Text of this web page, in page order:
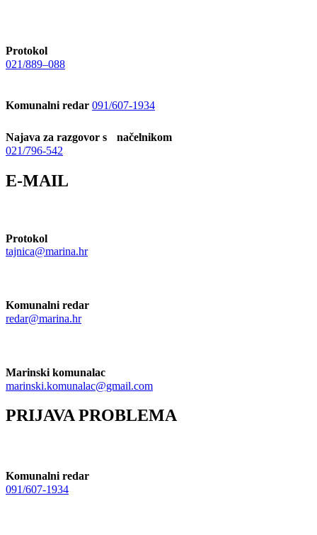
Protokol
021/889–088
Komunalni redar 091/607-1934
Najava za razgovor s načelnikom
021/796-542
E-MAIL
Protokol
tajnica@marina.hr
Komunalni redar
redar@marina.hr
Marinski komunalac
marinski.komunalac@gmail.com
PRIJAVA PROBLEMA
Komunalni redar
091/607-1934